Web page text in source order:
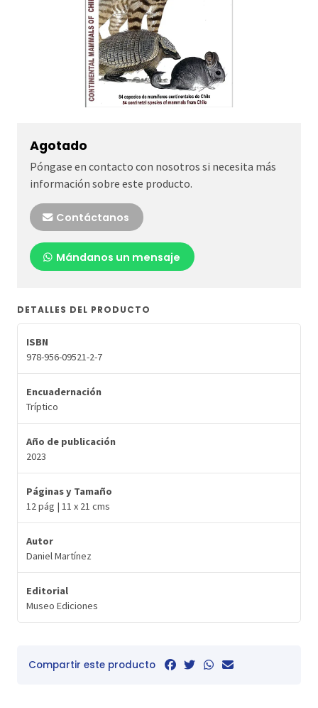
Agotado
Póngase en contacto con nosotros si necesita más
información sobre este producto.
Contáctanos
Mándanos un mensaje
DETALLES DEL PRODUCTO
ISBN
978-956-09521-2-7
Encuadernación
Tríptico
Año de publicación
2023
Páginas y Tamaño
12 pág | 11 x 21 cms
Autor
Daniel Martínez
Editorial
Museo Ediciones
Compartir este producto